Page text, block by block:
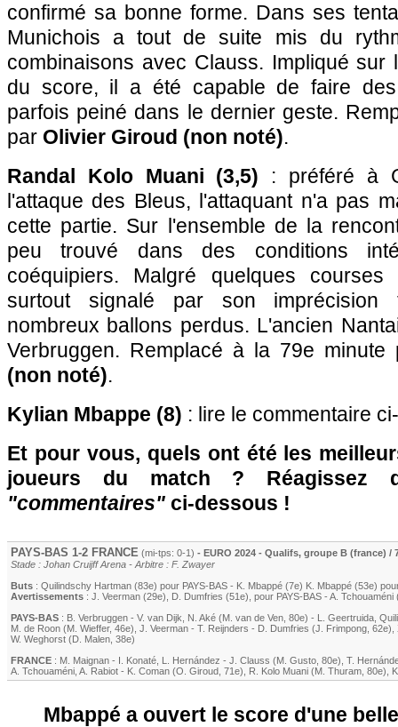
confirmé sa bonne forme. Dans ses
Munichois a tout de suite mis du
combinaisons avec Clauss. Impliqué sur
du score, il a été capable de faire
parfois peiné dans le dernier geste.
par Olivier Giroud (non noté).
Randal Kolo Muani (3,5) : préféré à
l'attaque des Bleus, l'attaquant n'a pas
cette partie. Sur l'ensemble de la
peu trouvé dans des conditions
coéquipiers. Malgré quelques
surtout signalé par son imprécision
nombreux ballons perdus. L'ancien
Verbruggen. Remplacé à la 79e
(non noté).
Kylian Mbappe (8) : lire le commentaire
Et pour vous, quels ont été les
joueurs du match ? Réagissez
"commentaires" ci-dessous !
PAYS-BAS 1-2 FRANCE (mi-tps: 0-1) - EURO 2024 - Qualifs, groupe B (france) /
Stade : Johan Cruijff Arena - Arbitre : F. Zwayer
Buts : Quilindschy Hartman (83e) pour PAYS-BAS - K. Mbappé (7e) K. Mbappé (53e)
Avertissements : J. Veerman (29e) D. Dumfries (51e) , pour PAYS-BAS - A. Tchouaméni
PAYS-BAS : B. Verbruggen - V. van Dijk N. Aké (M. van de Ven , 80e) - L. Geertruida
M. de Roon (M. Wieffer, 46e) J. Veerman - T. Reijnders - D. Dumfries (J. Frimpong , 62e)
W. Weghorst (D. Malen , 38e)
FRANCE : M. Maignan - I. Konaté L. Hernández - J. Clauss (M. Gusto , 80e) T.
A. Tchouaméni A. Rabiot - K. Coman (O. Giroud , 71e) R. Kolo Muani (M. Thuram , 80e)
Mbappé a ouvert le score d'une